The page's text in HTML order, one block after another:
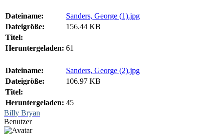
Dateiname:
Sanders, George (1).jpg
Dateigröße:
156.44 KB
Titel:
Heruntergeladen: 61
Dateiname:
Sanders, George (2).jpg
Dateigröße:
106.97 KB
Titel:
Heruntergeladen: 45
Billy Bryan
Benutzer